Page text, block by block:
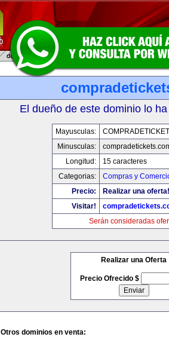
El dueño de este dominio lo
Mayusculas:
Minusculas:
Longitud:
15 caracteres
Categorias:
Compras y
Precio:
Realizar una oferta!
Visitar!
Serán consideradas
Realizar una Oferta
Precio Ofrecido $
Otros dominios en venta: